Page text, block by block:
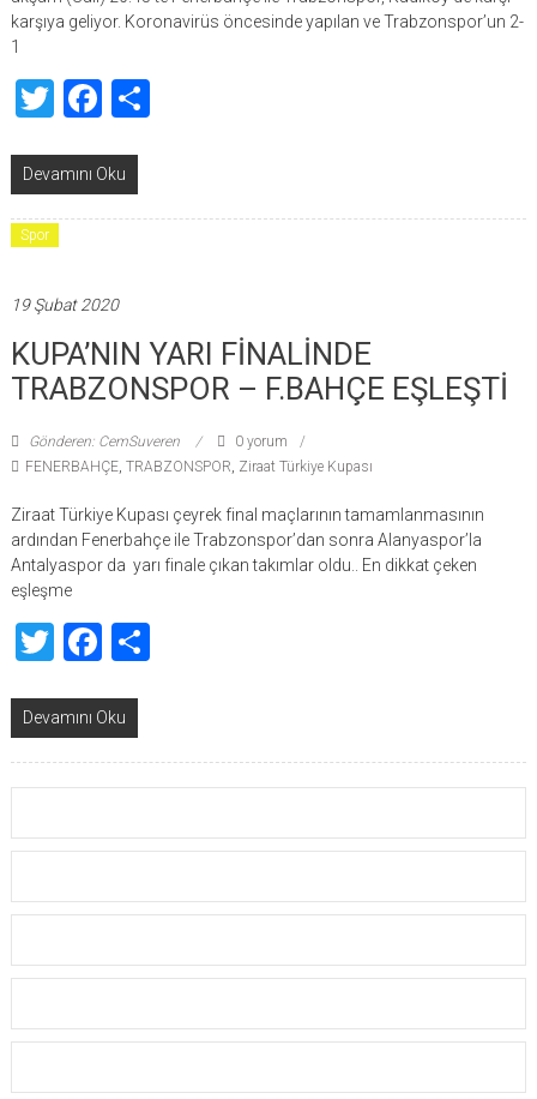
karşıya geliyor. Koronavirüs öncesinde yapılan ve Trabzonspor’un 2-
1
TwitterFacebook
Share
Devamını Oku
Spor
19 Şubat 2020
KUPA’NIN YARI FİNALİNDE
TRABZONSPOR – F.BAHÇE EŞLEŞTİ
Gönderen: CemSuveren
0 yorum
FENERBAHÇE, TRABZONSPOR, Ziraat Türkiye Kupası
Ziraat Türkiye Kupası çeyrek final maçlarının tamamlanmasının
ardından Fenerbahçe ile Trabzonspor’dan sonra Alanyaspor’la
Antalyaspor da yarı finale çıkan takımlar oldu.. En dikkat çeken
eşleşme
TwitterFacebook
Share
Devamını Oku